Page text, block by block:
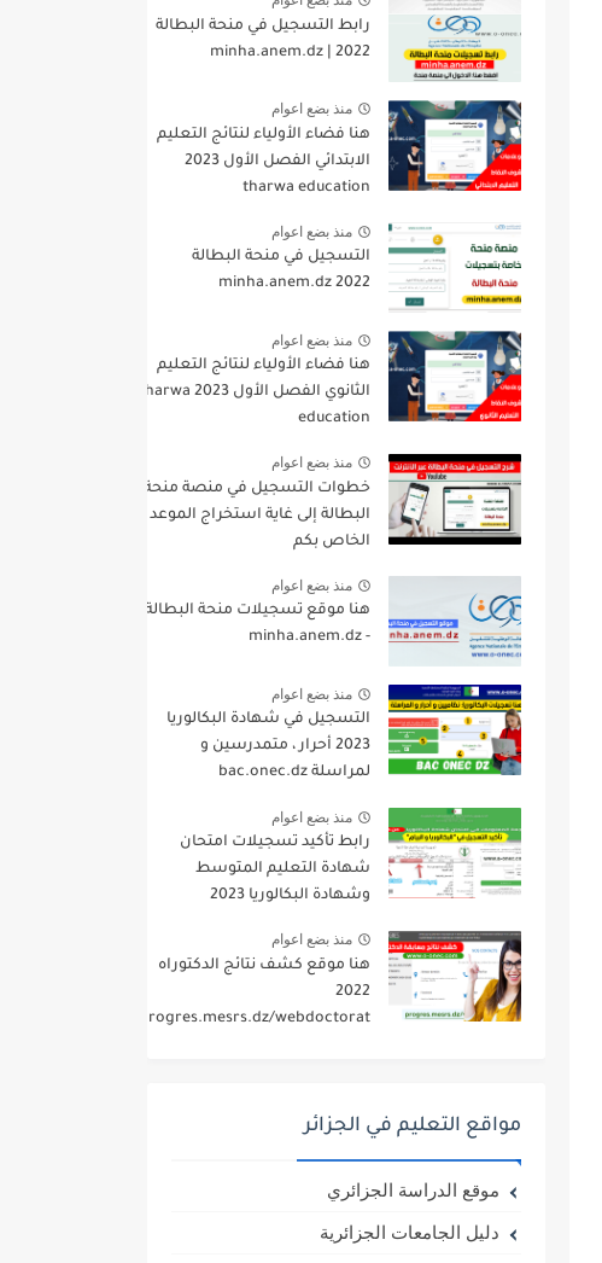
رابط التسجيل في منحة البطالة
2022 | minha.anem.dz
منذ بضع اعوام
هنا فضاء الأولياء لنتائج التعليم
الابتدائي الفصل الأول 2023
tharwa education
منذ بضع اعوام
التسجيل في منحة البطالة
minha.anem.dz 2022
منذ بضع اعوام
هنا فضاء الأولياء لنتائج التعليم
الثانوي الفصل الأول 2023 tharwa
education
منذ بضع اعوام
خطوات التسجيل في منصة منحة
البطالة إلى غاية استخراج الموعد
الخاص بكم
منذ بضع اعوام
هنا موقع تسجيلات منحة البطالة
- minha.anem.dz
منذ بضع اعوام
التسجيل في شهادة البكالوريا
2023 أحرار ، متمدرسين و
لمراسلة bac.onec.dz
منذ بضع اعوام
رابط تأكيد تسجيلات امتحان
شهادة التعليم المتوسط
وشهادة البكالوريا 2023
منذ بضع اعوام
هنا موقع كشف نتائج الدكتوراه
2022
progres.mesrs.dz/webdoctorat
مواقع التعليم في الجزائر
موقع الدراسة الجزائري
دليل الجامعات الجزائرية